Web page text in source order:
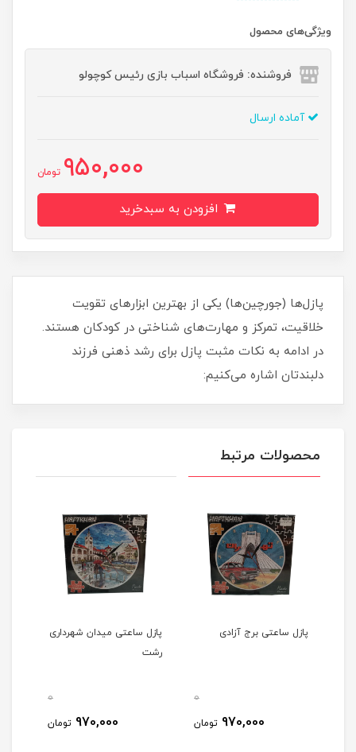
ویژگی‌های محصول
فروشنده: فروشگاه اسباب بازی رئیس کوچولو
آماده ارسال
950,000 تومان
پازل‌ها (جورچین‌ها) یکی از بهترین ابزارهای تقویت
خلاقیت، تمرکز و مهارت‌های شناختی در کودکان هستند.
در ادامه به نکات مثبت پازل برای رشد ذهنی فرزند
دلبندتان اشاره می‌کنیم:
محصولات مرتبط
پازل ساعتی برج آزادی
0
970,000 تومان
پازل ساعتی میدان شهرداری
رشت
0
970,000 تومان